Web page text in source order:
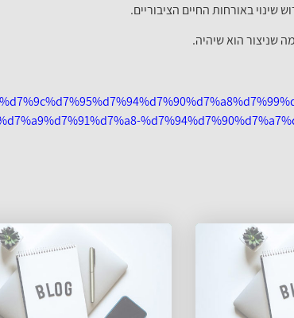
באורחות החיים הציבוריים.
שניצור הוא שיהיה.